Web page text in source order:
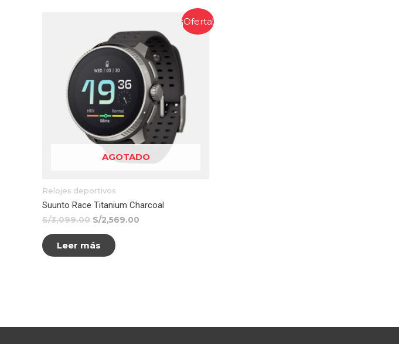
¡Oferta!
AGOTADO
Relojes deportivos
Suunto Race Titanium Charcoal
S/3,099.00 S/2,569.00
Leer más